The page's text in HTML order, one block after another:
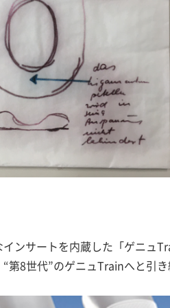
ンサートを内蔵した「ゲニュ
第8世代”のゲニュTrainへと引き